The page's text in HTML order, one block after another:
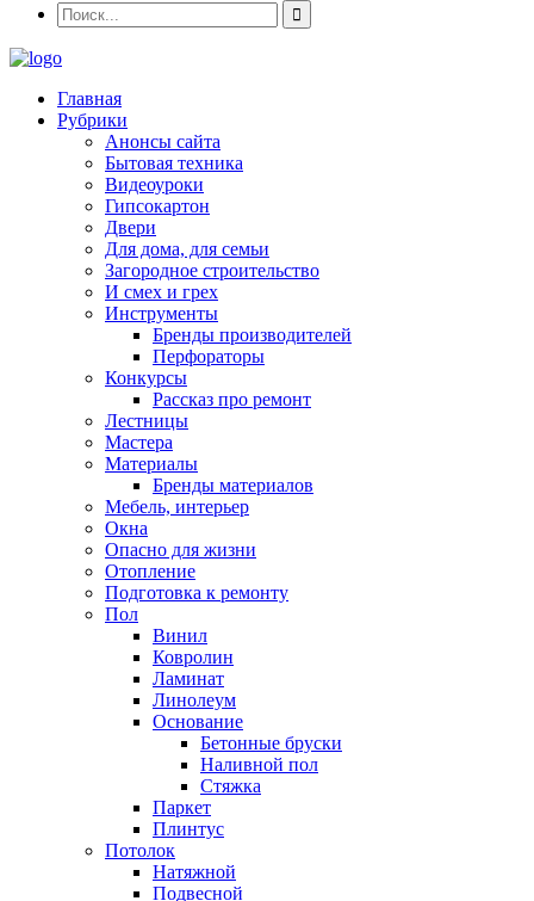
Главная
Рубрики
Анонсы сайта
Бытовая техника
Видеоуроки
Гипсокартон
Двери
Для дома, для семьи
Загородное строительство
И смех и грех
Инструменты
Бренды производителей
Перфораторы
Конкурсы
Рассказ про ремонт
Лестницы
Мастера
Материалы
Бренды материалов
Мебель, интерьер
Окна
Опасно для жизни
Отопление
Подготовка к ремонту
Пол
Винил
Ковролин
Ламинат
Линолеум
Основание
Бетонные бруски
Наливной пол
Стяжка
Паркет
Плинтус
Потолок
Натяжной
Подвесной